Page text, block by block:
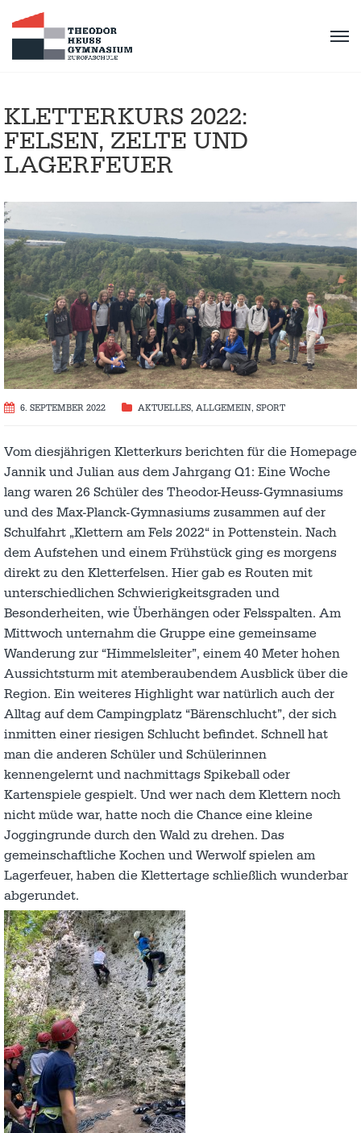
KLETTERKURS 2022:
FELSEN, ZELTE UND
LAGERFEUER
6. SEPTEMBER 2022 AKTUELLES, ALLGEMEIN, SPORT
Vom diesjährigen Kletterkurs berichten für die Homepage
Jannik und Julian aus dem Jahrgang Q1: Eine Woche
lang waren 26 Schüler des Theodor-Heuss-Gymnasiums
und des Max-Planck-Gymnasiums zusammen auf der
Schulfahrt „Klettern am Fels 2022“ in Pottenstein. Nach
dem Aufstehen und einem Frühstück ging es morgens
direkt zu den Kletterfelsen. Hier gab es Routen mit
unterschiedlichen Schwierigkeitsgraden und
Besonderheiten, wie Überhängen oder Felsspalten. Am
Mittwoch unternahm die Gruppe eine gemeinsame
Wanderung zur “Himmelsleiter”, einem 40 Meter hohen
Aussichtsturm mit atemberaubendem Ausblick über die
Region. Ein weiteres Highlight war natürlich auch der
Alltag auf dem Campingplatz “Bärenschlucht”, der sich
inmitten einer riesigen Schlucht befindet. Schnell hat
man die anderen Schüler und Schülerinnen
kennengelernt und nachmittags Spikeball oder
Kartenspiele gespielt. Und wer nach dem Klettern noch
nicht müde war, hatte noch die Chance eine kleine
Joggingrunde durch den Wald zu drehen. Das
gemeinschaftliche Kochen und Werwolf spielen am
Lagerfeuer, haben die Klettertage schließlich wunderbar
abgerundet.